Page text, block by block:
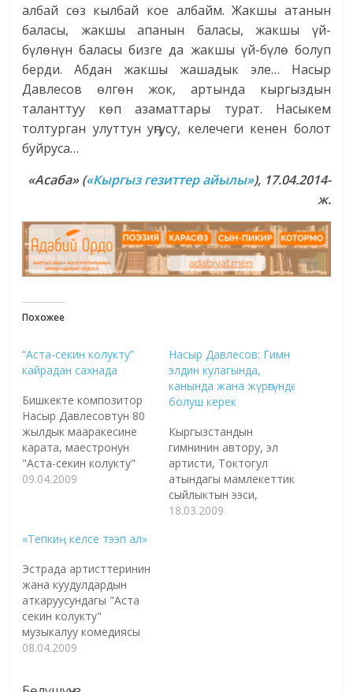
албай сөз кылбай кое албайм. Жакшы атанын
баласы, жакшы апанын баласы, жакшы үй-
бүлөнүн баласы бизге да жакшы үй-бүлө болуп
берди. Абдан жакшы жашадык эле… Насыр
Давлесов өлгөн жок, артында кыргыздын
таланттуу көп азаматтары турат. Насыкем
толтурган улуттун уңгусу, келечеги кенен болот
буйруса…
«Асаба» («Кыргыз гезиттер айылы»), 17.04.2014-
ж.
Похожее
“Аста-секин колукту”
кайрадан сахнада
Бишкекте композитор
Насыр Давлесовтун 80
жылдык мааракесине
карата, маестронун
"Аста-секин колукту"
операcы алгач ирет
кылымдын 60-70-
таанымал болгон
опера бул жолу
жөнөкөйлөштүрүлүп,
белгилүү ырчы
куудулдардын
аткаруусунда
Өлүгүңдү көрөйүн!
09.04.2009
Насыр Давлесов: Гимн
элдин кулагында,
канында жана жүрөгүндө
болуш керек
Кыргызстандын
гимнинин автору, эл
артисти, Токтогул
атындагы мамлекеттик
сыйлыктын ээси,
композитор Насыр
18.03.2009
«Тепкиң келсе тээп ал»
Эстрада артисттеринин
жана куудулдардын
аткаруусундагы "Аста
секин колукту"
музыкалуу комедиясы
Насыр Давлесовдун 80
08.04.2009